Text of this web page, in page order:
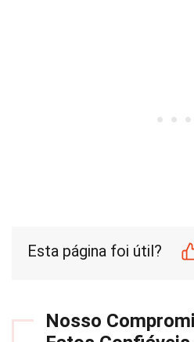
Esta página foi útil?
Nosso